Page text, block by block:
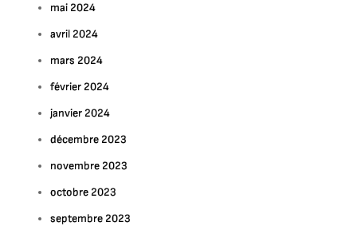
mai 2024
avril 2024
mars 2024
février 2024
janvier 2024
décembre 2023
novembre 2023
octobre 2023
septembre 2023